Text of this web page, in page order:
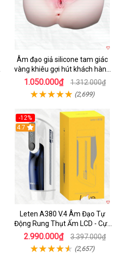
Âm đạo giả silicone tam giác
vàng khiêu gợi hút khách hàng
nam
1.050.000₫ 1.312.000₫
(2,699)
-12%
Hot
4.7
Leten A380 V.4 Âm Đạo Tự
Động Rung Thụt Ấm LCD - Cực
Phê
2.990.000₫ 3.397.000₫
(2,657)